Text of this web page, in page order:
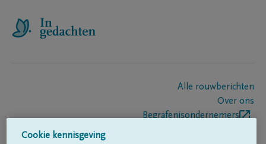
Alle rouwberichten
Over ons
Begrafenisondernemers
Cookie kennisgeving